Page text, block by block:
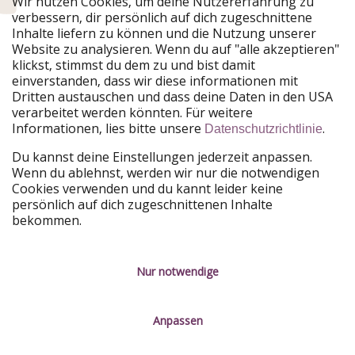
Unsere Märkte
PiratinViaggio
HolidayPirates
VakantiePiraten
WakacyjniPiraci
VoyagesPirates
Ferienpiraten
Urlaubspiraten
ViajerosPiratas
TravelPirates
HolidayPirates Group
Lerne uns kennen
Über uns
Rechtliches
Kontakt
verbessern, dir persönlich auf dich zugeschnittene
Inhalte liefern zu können und die Nutzung unserer
Website zu analysieren. Wenn du auf "alle akzeptieren"
klickst, stimmst du dem zu und bist damit
einverstanden, dass wir diese informationen mit
Dritten austauschen und dass deine Daten in den USA
verarbeitet werden könnten. Für weitere
Informationen, lies bitte unsere Datenschutzrichtlinie.
Du kannst deine Einstellungen jederzeit anpassen.
Wenn du ablehnst, werden wir nur die notwendigen
Cookies verwenden und du kannt leider keine
persönlich auf dich zugeschnittenen Inhalte
bekommen.
Nur notwendige
Anpassen